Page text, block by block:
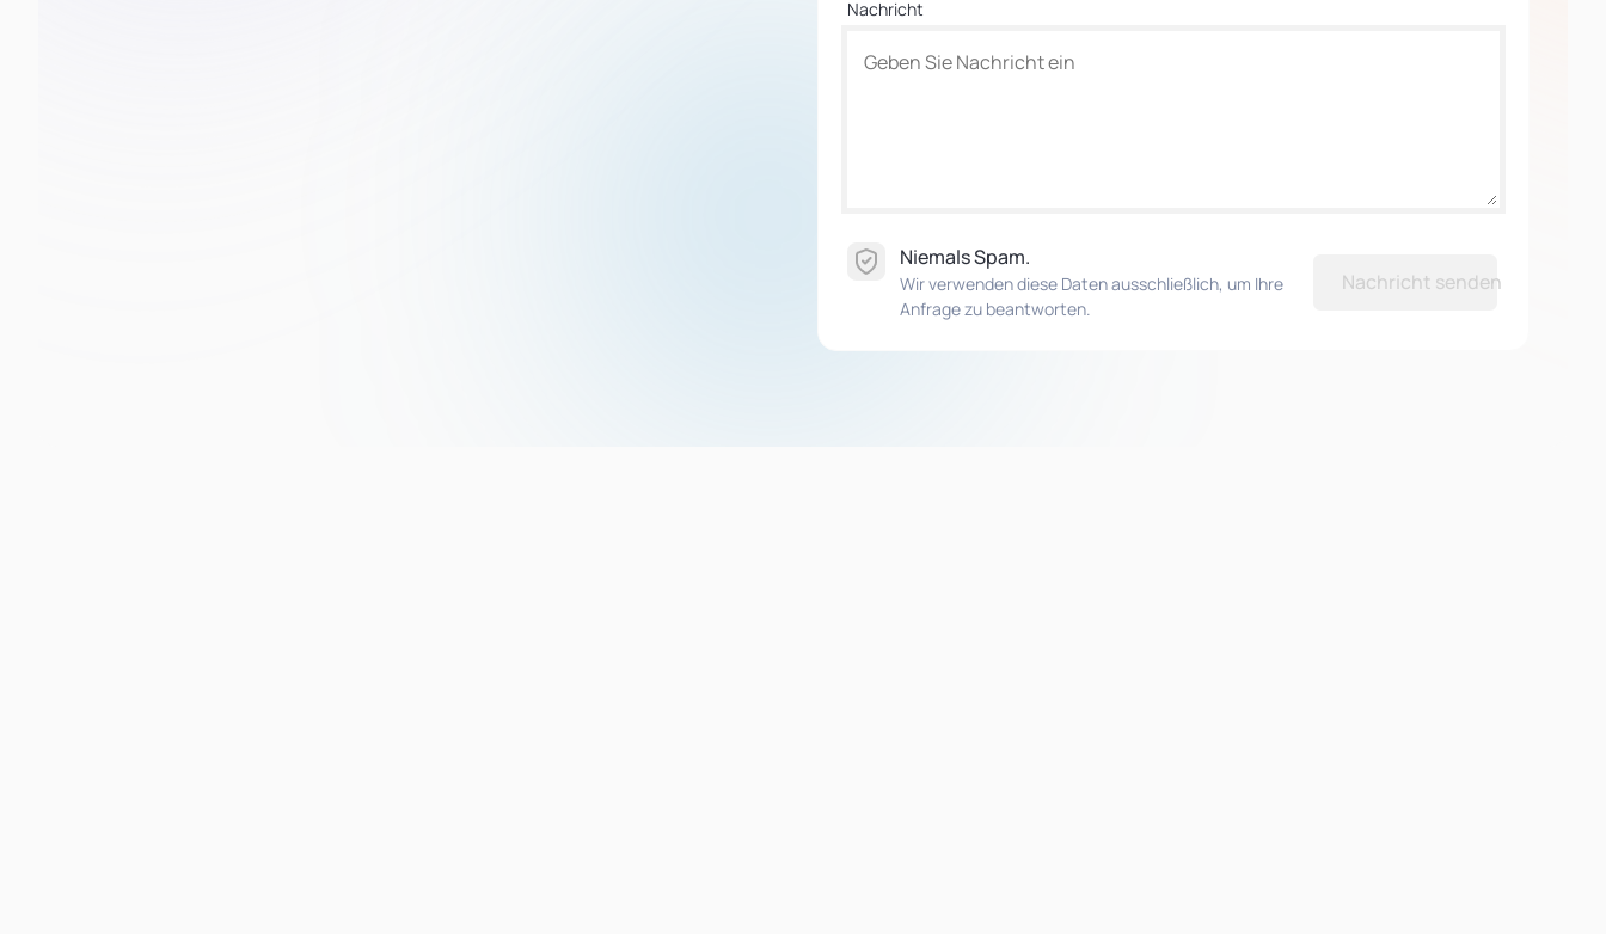
Nachricht
Niemals Spam.
Wir verwenden diese Daten ausschließlich, um Ihre
Anfrage zu beantworten.
Nachricht senden